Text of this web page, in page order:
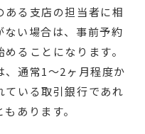
ある支店の担当者に相
い場合は、事前予約
ることになります。
、通常1〜2ヶ月程度か
ている取引銀行であれ
あります。